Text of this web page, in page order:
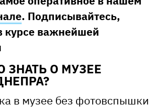
. Подписывайтесь,
курсе важнейшей
ЗНАТЬ О МУЗЕЕ
в музее без фотовспышки